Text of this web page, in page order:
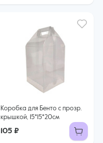
Коробка для Бенто с прозр.
крышкой, 15*15*20см
105 ₽